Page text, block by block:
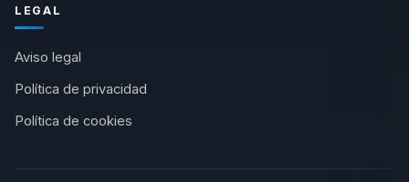
LEGAL
Aviso legal
Política de privacidad
Política de cookies